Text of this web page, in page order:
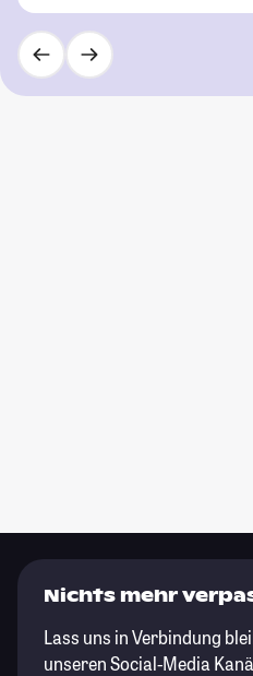
Nichts mehr
Lass uns in Verbindung
unseren Social-Media